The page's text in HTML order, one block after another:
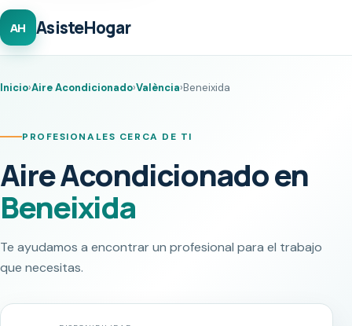
AH AsisteHogar
Inicio›Aire Acondicionado›València›Beneixida
PROFESIONALES CERCA DE TI
Aire Acondicionado en
Beneixida
Te ayudamos a encontrar un profesional para el trabajo
que necesitas.